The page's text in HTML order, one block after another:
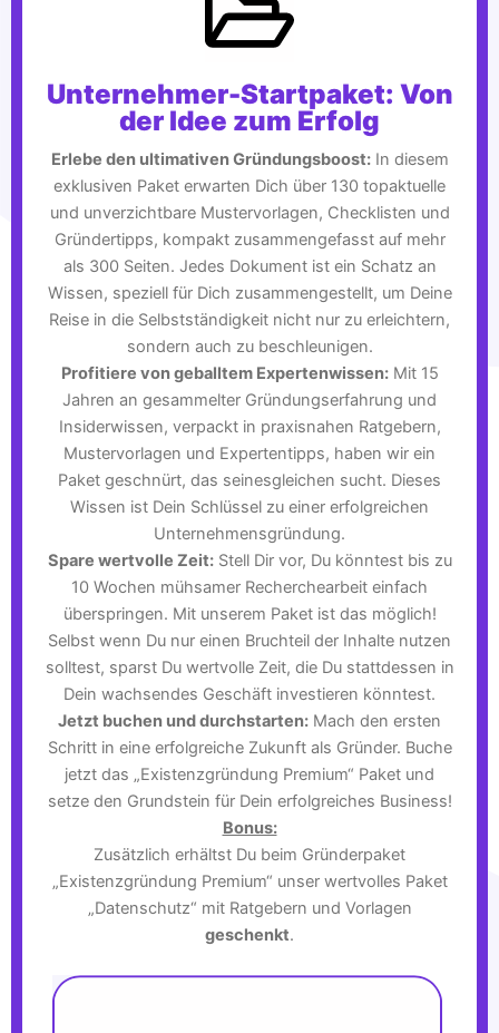
Unternehmer-Startpaket: Von
der Idee zum Erfolg
Erlebe den ultimativen Gründungsboost:In diesem
exklusiven Paket erwarten Dich über 130 topaktuelle
und unverzichtbare Mustervorlagen, Checklisten und
Gründertipps, kompakt zusammengefasst auf mehr
als 300 Seiten. Jedes Dokument ist ein Schatz an
Wissen, speziell für Dich zusammengestellt, um Deine
Reise in die Selbstständigkeit nicht nur zu erleichtern,
sondern auch zu beschleunigen.
Profitiere von geballtem Expertenwissen:Mit 15
Jahren an gesammelter Gründungserfahrung und
Insiderwissen, verpackt in praxisnahen Ratgebern,
Mustervorlagen und Expertentipps, haben wir ein
Paket geschnürt, das seinesgleichen sucht. Dieses
Wissen ist Dein Schlüssel zu einer erfolgreichen
Unternehmensgründung.
Spare wertvolle Zeit:Stell Dir vor, Du könntest bis zu
10 Wochen mühsamer Recherchearbeit einfach
überspringen. Mit unserem Paket ist das möglich!
Selbst wenn Du nur einen Bruchteil der Inhalte nutzen
solltest, sparst Du wertvolle Zeit, die Du stattdessen in
Dein wachsendes Geschäft investieren könntest.
Jetzt buchen und durchstarten: Mach den ersten
Schritt in eine erfolgreiche Zukunft als Gründer. Buche
jetzt das „Existenzgründung Premium“ Paket und
setze den Grundstein für Dein erfolgreiches Business!
Bonus:
Zusätzlich erhältst Du beim Gründerpaket
„Existenzgründung Premium“ unser wertvolles Paket
„Datenschutz“ mit Ratgebern und Vorlagen
geschenkt.